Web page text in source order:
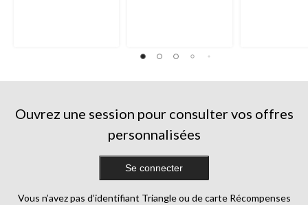
Ouvrez une session pour consulter vos offres
personnalisées
Se connecter
Vous n’avez pas d’identifiant Triangle ou de carte Récompenses